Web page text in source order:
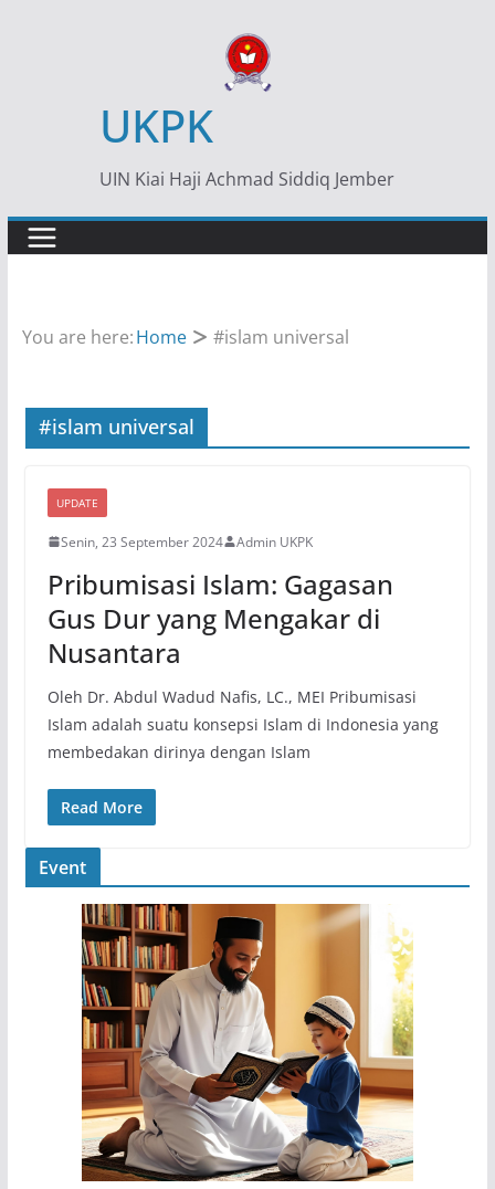
UKPK
UIN Kiai Haji Achmad Siddiq Jember
You are here:Home #islam universal
#islam universal
UPDATE
Senin, 23 September 2024 Admin UKPK
Pribumisasi Islam: Gagasan
Gus Dur yang Mengakar di
Nusantara
Oleh Dr. Abdul Wadud Nafis, LC., MEI Pribumisasi
Islam adalah suatu konsepsi Islam di Indonesia yang
membedakan dirinya dengan Islam
Read More
Event